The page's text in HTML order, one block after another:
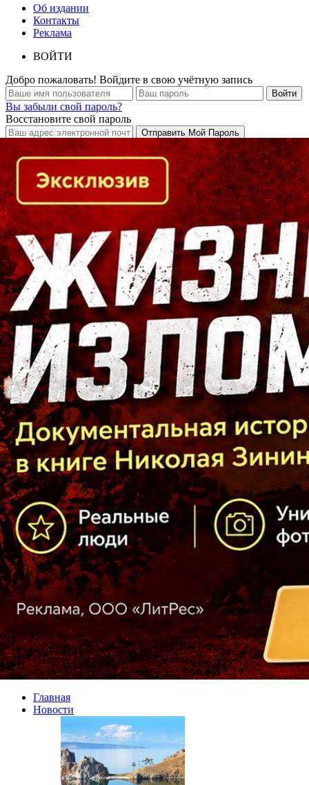
Об издании
Контакты
Реклама
ВОЙТИ
Добро пожаловать! Войдите в свою учётную запись
Вы забыли свой пароль?
Восстановите свой пароль
Кто есть кто в Байкальском регионе
Главная
Новости